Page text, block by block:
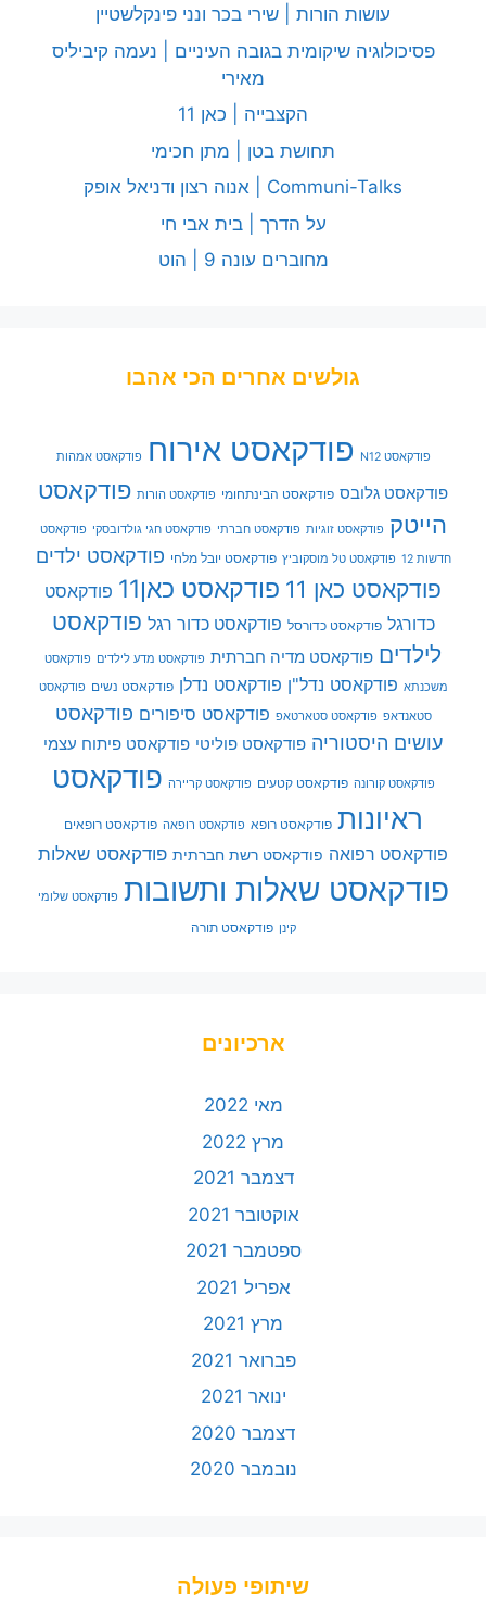
עושות הורות | שירי בכר ונני פינקלשטיין
פסיכולוגיה שיקומית בגובה העיניים | נעמה קיביליס
מאירי
הקצבייה | כאן 11
תחושת בטן | מתן חכימי
Communi-Talks | אנוה רצון ודניאל אופק
על הדרך | בית אבי חי
מחוברים עונה 9 | הוט
גולשים אחרים הכי אהבו
פודקאסט N12 פודקאסט אירוח פודקאסט אמהות
פודקאסט גלובס פודקאסט הבינתחומי פודקאסט הורות פודקאסט
הייטק פודקאסט זוגיות פודקאסט חברתי פודקאסט חגי גולדובסקי פודקאסט
חדשות 12 פודקאסט טל מוסקוביץ פודקאסט יובל מלחי פודקאסט ילדים
פודקאסט כאן 11 פודקאסט כאן11
פודקאסט
כדורגל פודקאסט כדורסל פודקאסט כדור רגל פודקאסט
לילדים פודקאסט מדיה חברתית פודקאסט מדע לילדים פודקאסט
משכנתא פודקאסט נדל"ן פודקאסט נדלן פודקאסט נשים פודקאסט
סטאנדאפ פודקאסט סטארטאפ פודקאסט סיפורים פודקאסט
עושים היסטוריה פודקאסט פוליטי פודקאסט פיתוח עצמי
פודקאסט קורונה פודקאסט קטעים פודקאסט קריירה פודקאסט
ראיונות פודקאסט רופא פודקאסט רופאה פודקאסט רופאים
פודקאסט רפואה פודקאסט רשת חברתית פודקאסט שאלות
פודקאסט שאלות ותשובות פודקאסט שלומי
קינן פודקאסט תורה
ארכיונים
מאי 2022
מרץ 2022
דצמבר 2021
אוקטובר 2021
ספטמבר 2021
אפריל 2021
מרץ 2021
פברואר 2021
ינואר 2021
דצמבר 2020
נובמבר 2020
שיתופי פעולה